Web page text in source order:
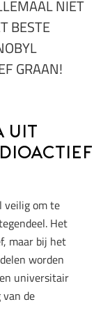
NIET
BESTE
GRAAN!
uit
veilig om te
Het
maar bij het
worden
universitair
de